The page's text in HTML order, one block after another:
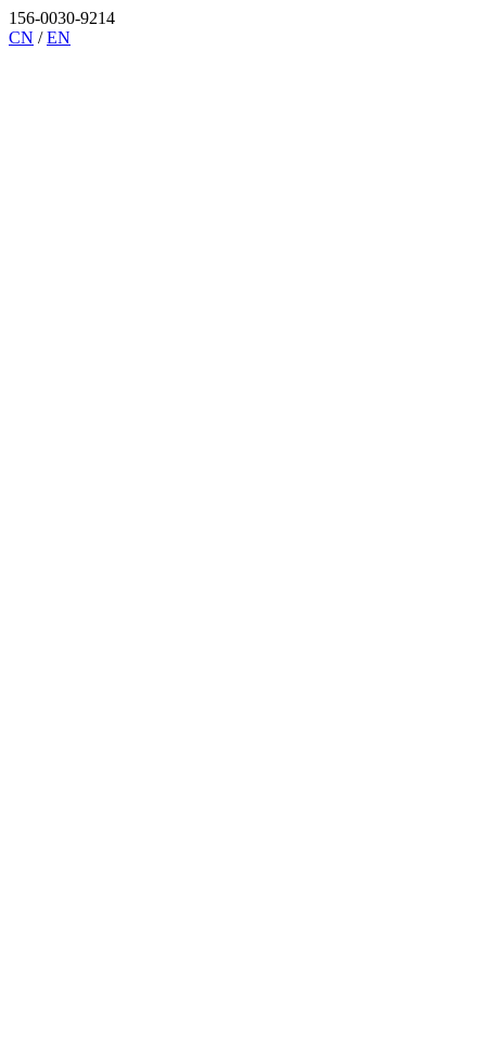
156-0030-9214
CN /EN